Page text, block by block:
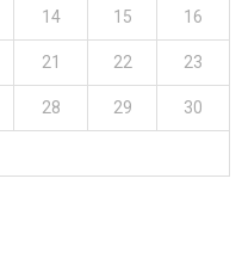
14 15 16
21 22 23
28 29 30